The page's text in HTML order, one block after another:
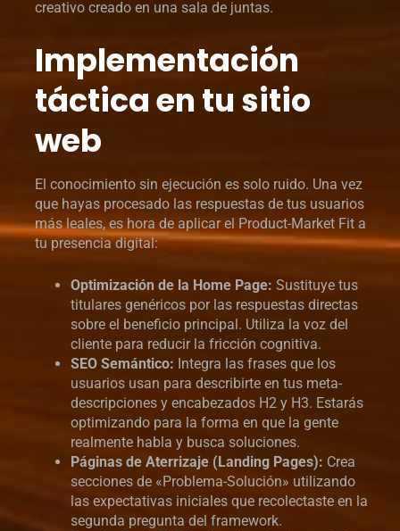
creativo creado en una sala de juntas.
Implementación
táctica en tu sitio
web
El conocimiento sin ejecución es solo ruido. Una vez
que hayas procesado las respuestas de tus usuarios
más leales, es hora de aplicar el Product-Market Fit a
tu presencia digital:
Optimización de la Home Page: Sustituye tus
titulares genéricos por las respuestas directas
sobre el beneficio principal. Utiliza la voz del
cliente para reducir la fricción cognitiva.
SEO Semántico: Integra las frases que los
usuarios usan para describirte en tus meta-
descripciones y encabezados H2 y H3. Estarás
optimizando para la forma en que la gente
realmente habla y busca soluciones.
Páginas de Aterrizaje (Landing Pages): Crea
secciones de «Problema-Solución» utilizando
las expectativas iniciales que recolectaste en la
segunda pregunta del framework.